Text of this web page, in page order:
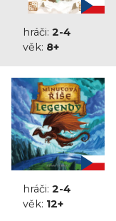
hráči: 2-4
věk: 8+
hráči: 2-4
věk: 12+